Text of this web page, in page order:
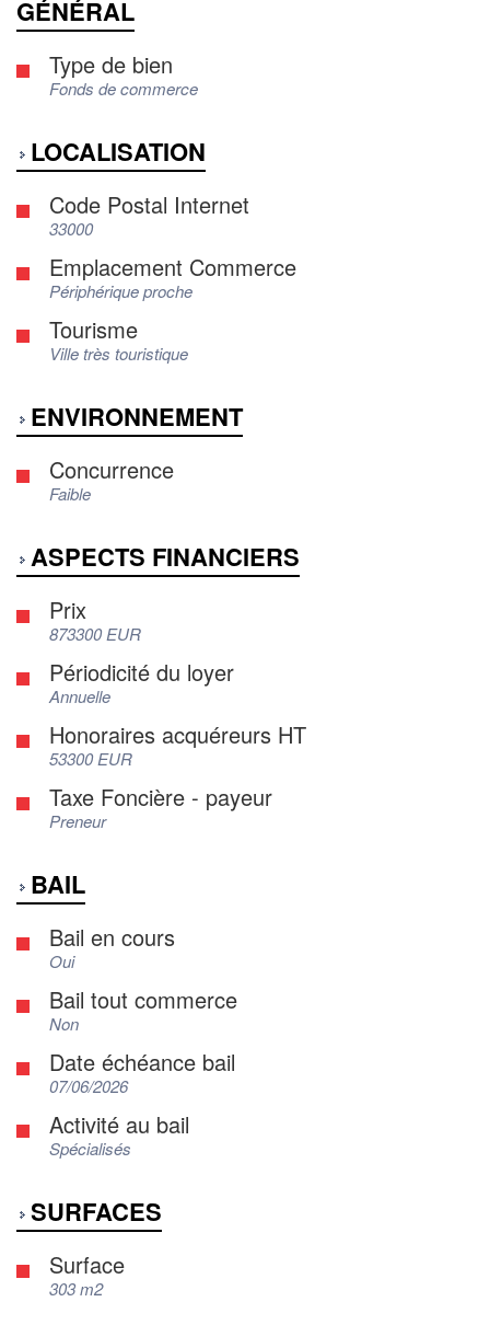
GÉNÉRAL
Type de bien
Fonds de commerce
LOCALISATION
Code Postal Internet
33000
Emplacement Commerce
Périphérique proche
Tourisme
Ville très touristique
ENVIRONNEMENT
Concurrence
Faible
ASPECTS FINANCIERS
Prix
873300 EUR
Périodicité du loyer
Annuelle
Honoraires acquéreurs HT
53300 EUR
Taxe Foncière - payeur
Preneur
BAIL
Bail en cours
Oui
Bail tout commerce
Non
Date échéance bail
07/06/2026
Activité au bail
Spécialisés
SURFACES
Surface
303 m2